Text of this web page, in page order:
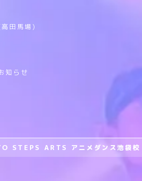
田馬場)
知らせ
STEPS ARTS アニメダンス池袋校